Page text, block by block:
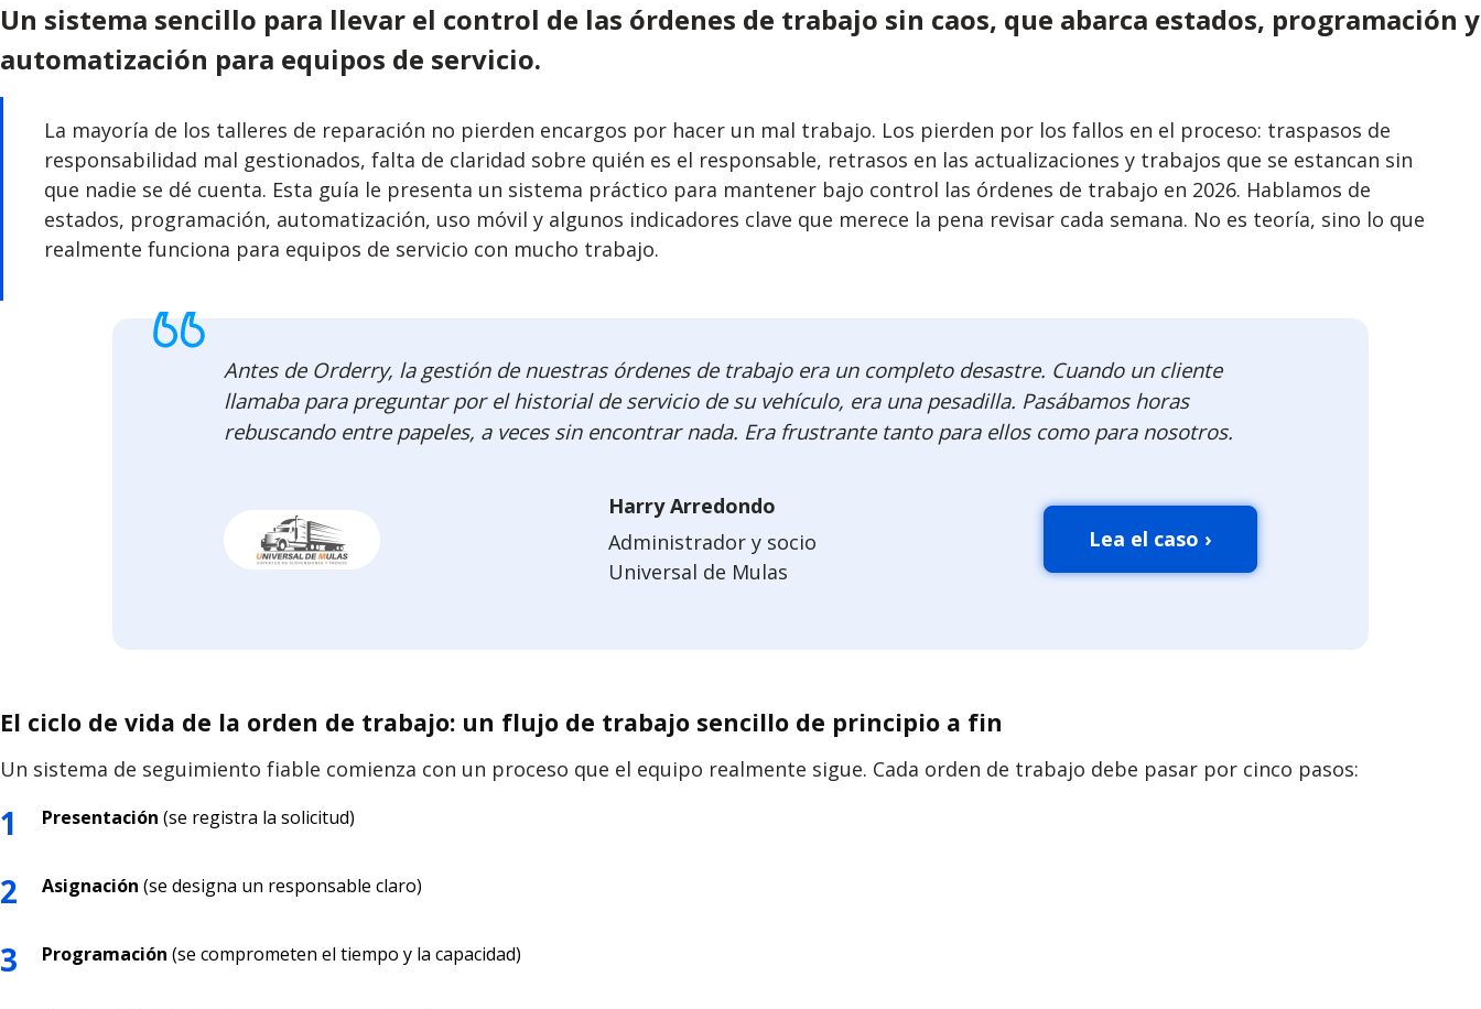
Un sistema sencillo para llevar el control de las órdenes de trabajo sin caos, que abarca estados, programación y
automatización para equipos de servicio.
La mayoría de los talleres de reparación no pierden encargos por hacer un mal trabajo. Los pierden por los fallos en el proceso: traspasos de
responsabilidad mal gestionados, falta de claridad sobre quién es el responsable, retrasos en las actualizaciones y trabajos que se estancan sin
que nadie se dé cuenta. Esta guía le presenta un sistema práctico para mantener bajo control las órdenes de trabajo en 2026. Hablamos de
estados, programación, automatización, uso móvil y algunos indicadores clave que merece la pena revisar cada semana. No es teoría, sino lo que
realmente funciona para equipos de servicio con mucho trabajo.
Antes de Orderry, la gestión de nuestras órdenes de trabajo era un completo desastre. Cuando un cliente
llamaba para preguntar por el historial de servicio de su vehículo, era una pesadilla. Pasábamos horas
rebuscando entre papeles, a veces sin encontrar nada. Era frustrante tanto para ellos como para nosotros.
Harry Arredondo
Administrador y socio
Universal de Mulas
Lea el caso ›
El ciclo de vida de la orden de trabajo: un flujo de trabajo sencillo de principio a fin
Un sistema de seguimiento fiable comienza con un proceso que el equipo realmente sigue. Cada orden de trabajo debe pasar por cinco pasos:
Presentación (se registra la solicitud)
Asignación (se designa un responsable claro)
Programación (se comprometen el tiempo y la capacidad)